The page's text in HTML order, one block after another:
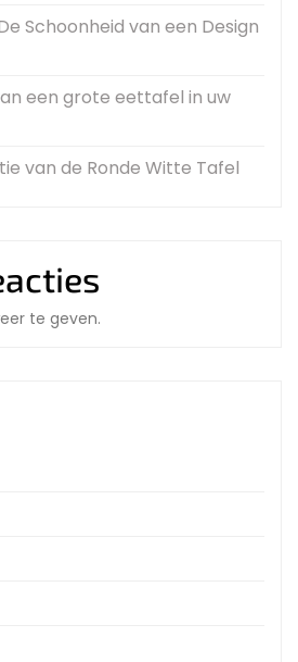
Schoonheid van een Design
een grote eettafel in uw
van de Ronde Witte Tafel
te geven.